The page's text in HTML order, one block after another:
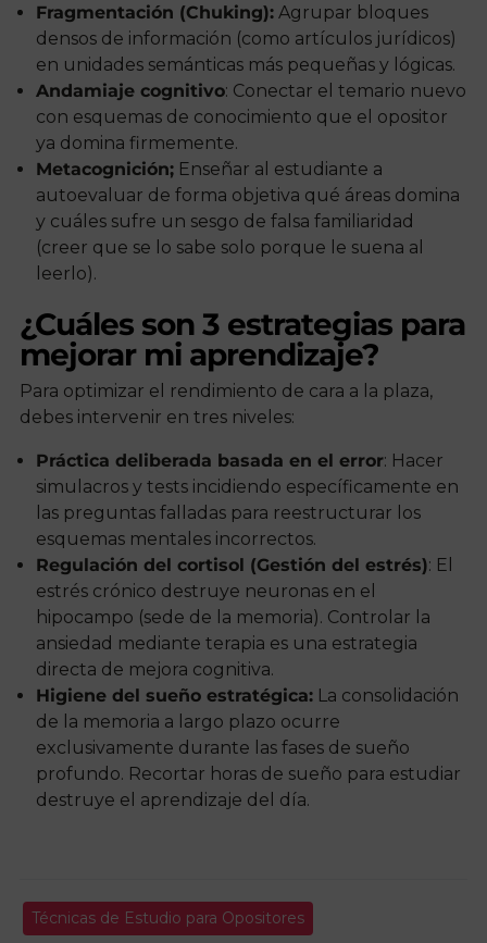
Fragmentación (Chuking): Agrupar bloques
densos de información (como artículos jurídicos)
en unidades semánticas más pequeñas y lógicas.
Andamiaje cognitivo: Conectar el temario nuevo
con esquemas de conocimiento que el opositor
ya domina firmemente.
Metacognición; Enseñar al estudiante a
autoevaluar de forma objetiva qué áreas domina
y cuáles sufre un sesgo de falsa familiaridad
(creer que se lo sabe solo porque le suena al
leerlo).
¿Cuáles son 3 estrategias para
mejorar mi aprendizaje?
Para optimizar el rendimiento de cara a la plaza,
debes intervenir en tres niveles:
Práctica deliberada basada en el error: Hacer
simulacros y tests incidiendo específicamente en
las preguntas falladas para reestructurar los
esquemas mentales incorrectos.
Regulación del cortisol (Gestión del estrés): El
estrés crónico destruye neuronas en el
hipocampo (sede de la memoria). Controlar la
ansiedad mediante terapia es una estrategia
directa de mejora cognitiva.
Higiene del sueño estratégica: La consolidación
de la memoria a largo plazo ocurre
exclusivamente durante las fases de sueño
profundo. Recortar horas de sueño para estudiar
destruye el aprendizaje del día.
Técnicas de Estudio para Opositores